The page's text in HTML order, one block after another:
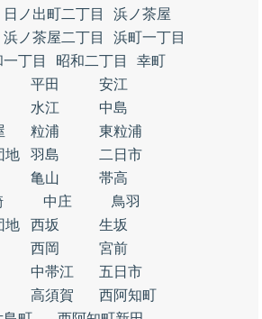
日ノ出町二丁目
浜ノ茶屋
浜ノ茶屋二丁目
浜町一丁目
丁目 昭和二丁目
幸町
平田
安江
水江
中島
粒浦
東粒浦
地 羽島
二日市
亀山
帯高
中庄
鳥羽
地 西坂
生坂
西岡
宮前
中帯江
五日市
高須賀
西阿知町